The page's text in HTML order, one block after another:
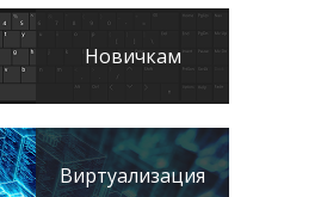
Новичкам
Виртуализация